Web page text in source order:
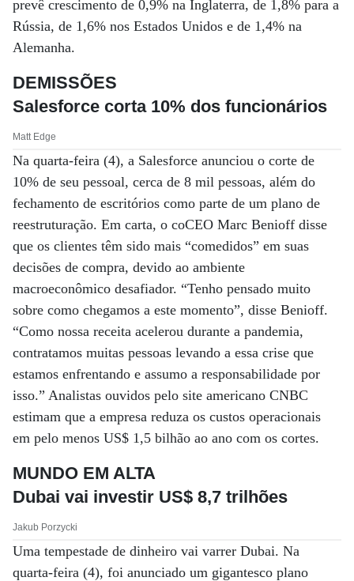
prevê crescimento de 0,9% na Inglaterra, de 1,8% para a
Rússia, de 1,6% nos Estados Unidos e de 1,4% na
Alemanha.
DEMISSÕES
Salesforce corta 10% dos funcionários
Matt Edge
Na quarta-feira (4), a Salesforce anunciou o corte de
10% de seu pessoal, cerca de 8 mil pessoas, além do
fechamento de escritórios como parte de um plano de
reestruturação. Em carta, o coCEO Marc Benioff disse
que os clientes têm sido mais “comedidos” em suas
decisões de compra, devido ao ambiente
macroeconômico desafiador. “Tenho pensado muito
sobre como chegamos a este momento”, disse Benioff.
“Como nossa receita acelerou durante a pandemia,
contratamos muitas pessoas levando a essa crise que
estamos enfrentando e assumo a responsabilidade por
isso.” Analistas ouvidos pelo site americano CNBC
estimam que a empresa reduza os custos operacionais
em pelo menos US$ 1,5 bilhão ao ano com os cortes.
MUNDO EM ALTA
Dubai vai investir US$ 8,7 trilhões
Jakub Porzycki
Uma tempestade de dinheiro vai varrer Dubai. Na
quarta-feira (4), foi anunciado um gigantesco plano